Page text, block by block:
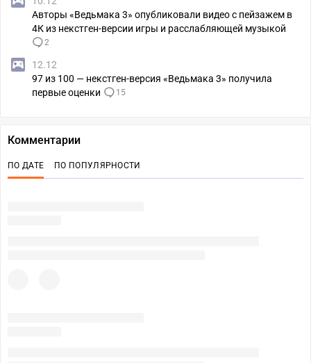
Авторы «Ведьмака 3» опубликовали видео с пейзажем в
4К из некстген-версии игры и расслабляющей музыкой
2
12.12
97 из 100 — некстген-версия «Ведьмака 3» получила
первые оценки
15
Комментарии
ПО ДАТЕ ПО ПОПУЛЯРНОСТИ